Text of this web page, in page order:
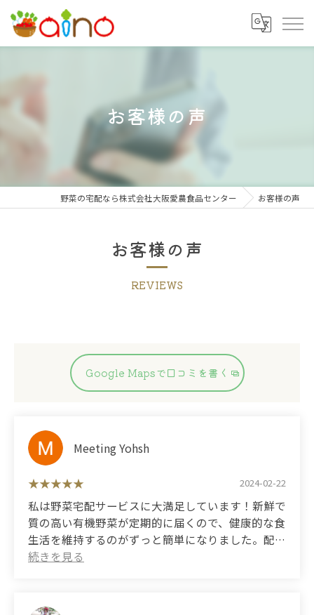
お客様の声
野菜の宅配なら株式会社大阪愛農食品センター お客様の声
お客様の声
REVIEWS
Google Mapsで口コミを書く
Meeting Yohsh
2024-02-22
私は野菜宅配サービスに大満足しています！新鮮で
質の高い有機野菜が定期的に届くので、健康的な食
生活を維持するのがずっと簡単になりました。配送
もとても迅速で信頼できます。星5つを贈ります！
diet has become much easier with fresh, high-